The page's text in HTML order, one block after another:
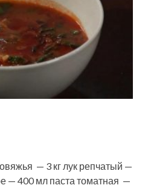
— 3 кг лук репчатый —
— 400 мл паста томатная —